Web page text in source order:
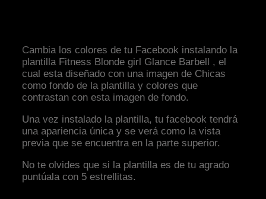
Cambia los colores de tu Facebook instalando la
plantilla Fitness Blonde girl Glance Barbell , el
cual esta diseñado con una imagen de Chicas
como fondo de la plantilla y colores que
contrastan con esta imagen de fondo.
Una vez instalado la plantilla, tu facebook tendrá
una apariencia única y se verá como la vista
previa que se encuentra en la parte superior.
No te olvides que si la plantilla es de tu agrado
puntúala con 5 estrellitas.